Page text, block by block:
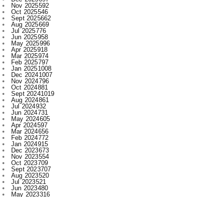
Jul 2025776
Jun 2025958
May 2025996
Apr 2025918
Mar 2025974
Feb 2025797
Jan 20251008
Dec 20241007
Nov 2024796
Oct 2024881
Sept 20241019
Aug 2024861
Jul 2024932
Jun 2024731
May 2024605
Apr 2024597
Mar 2024656
Feb 2024772
Jan 2024915
Dec 2023673
Nov 2023554
Oct 2023709
Sept 2023707
Aug 2023520
Jul 2023521
Jun 2023480
May 2023316
Apr 2023522
Mar 2023593
Feb 2023607
Jan 2023743